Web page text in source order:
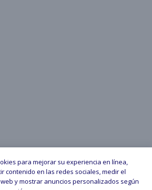
para mejorar su experiencia en línea,
contenido en las redes sociales, medir el
y mostrar anuncios personalizados según